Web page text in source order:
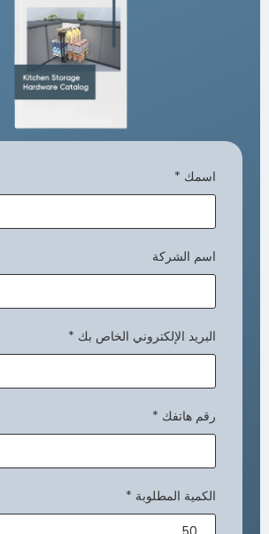
*
اسم الشركة
البريد الإلكتروني الخاص بك *
رقم هاتفك *
الكمية المطلوبة *